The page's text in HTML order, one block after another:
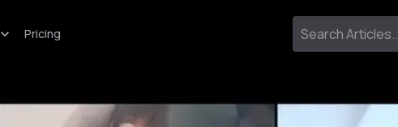
Pricing